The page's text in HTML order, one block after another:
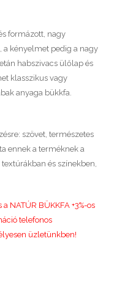
formázott, nagy
kényelmet pedig a nagy
habszivacs ülőlap és
klasszikus vagy
anyaga bükkfa.
szövet, természetes
ennek a terméknek a
és színekben,
NATÚR BÜKKFA +3%-os
telefonos
üzletünkben!